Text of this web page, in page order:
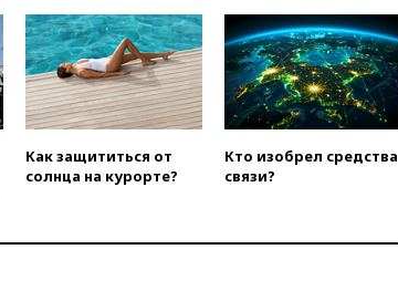
Сеуту на параплане
00:30
FT: ЕС не готов принять в
блок Украину из-за уровня
коррупции
вчера, 23:35Лукашенко
объяснил экономическую
выгоду безвизового режима с
ресторана «Армения» в
Как защититься от
солнца на курорте?
Кто изобрел средства
связи?